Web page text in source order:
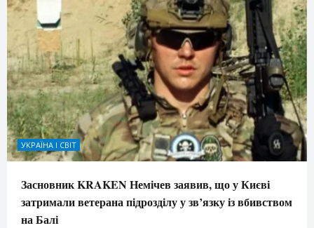
УКРАЇНА І СВІТ
Засновник KRAKEN Немічев заявив, що у Києві
затримали ветерана підрозділу у зв’язку із вбивством
на Балі